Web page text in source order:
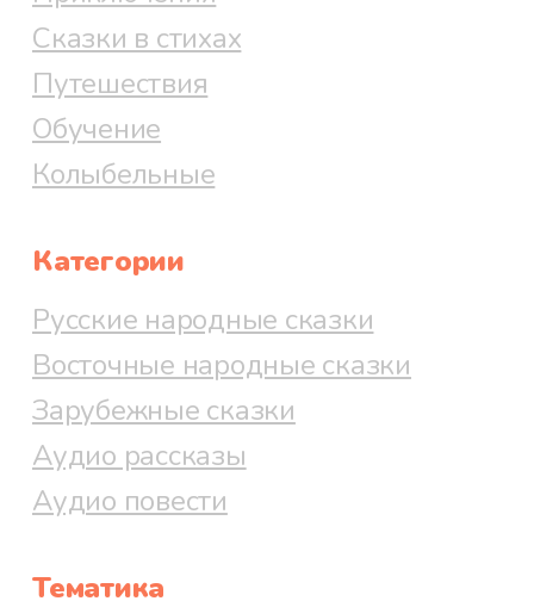
Сказки в стихах
Путешествия
Обучение
Колыбельные
Категории
Русские народные сказки
Восточные народные сказки
Зарубежные сказки
Аудио рассказы
Аудио повести
Тематика